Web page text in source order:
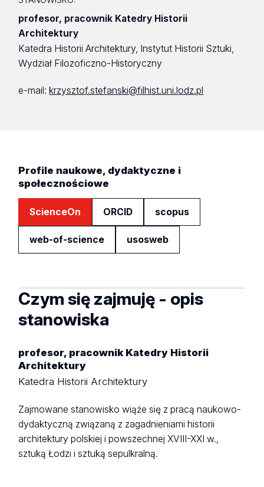
profesor, pracownik Katedry Historii
Architektury
Katedra Historii Architektury, Instytut Historii Sztuki,
Wydział Filozoficzno-Historyczny
e-mail: krzysztof.stefanski@filhist.uni.lodz.pl
Profile naukowe, dydaktyczne i
społecznościowe
ScienceOn ORCID scopus
web-of-science usosweb
Czym się zajmuję - opis
stanowiska
profesor, pracownik Katedry Historii
Architektury
Katedra Historii Architektury
Zajmowane stanowisko wiąże się z pracą naukowo-
dydaktyczną związaną z zagadnieniami historii
architektury polskiej i powszechnej XVIII-XXI w.,
sztuką Łodzi i sztuką sepulkralną.